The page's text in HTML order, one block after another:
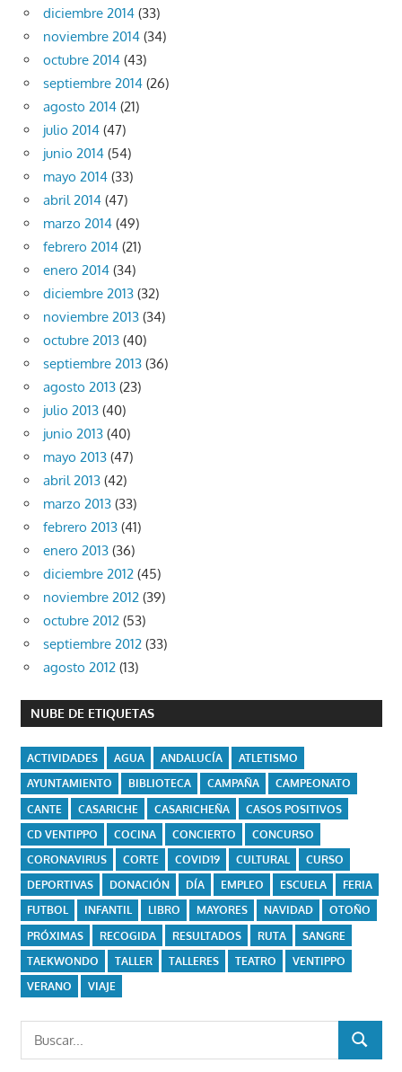
diciembre 2014 (33)
noviembre 2014 (34)
octubre 2014 (43)
septiembre 2014 (26)
agosto 2014 (21)
julio 2014 (47)
junio 2014 (54)
mayo 2014 (33)
abril 2014 (47)
marzo 2014 (49)
febrero 2014 (21)
enero 2014 (34)
diciembre 2013 (32)
noviembre 2013 (34)
octubre 2013 (40)
septiembre 2013 (36)
agosto 2013 (23)
julio 2013 (40)
junio 2013 (40)
mayo 2013 (47)
abril 2013 (42)
marzo 2013 (33)
febrero 2013 (41)
enero 2013 (36)
diciembre 2012 (45)
noviembre 2012 (39)
octubre 2012 (53)
septiembre 2012 (33)
agosto 2012 (13)
NUBE DE ETIQUETAS
ACTIVIDADES AGUA ANDALUCÍA
ATLETISMO
AYUNTAMIENTO
BIBLIOTECA CAMPAÑA
CAMPEONATO
CANTE
CASARICHE CASARICHEÑA
CASOS POSITIVOS
CD VENTIPPO
COCINA CONCIERTO
CONCURSO
CORONAVIRUS
CORTE COVID19 CULTURAL
CURSO
DEPORTIVAS
DONACIÓN DÍA EMPLEO ESCUELA
FERIA
FUTBOL
INFANTIL LIBRO MAYORES NAVIDAD
OTOÑO
PRÓXIMAS
RECOGIDA RESULTADOS RUTA
SANGRE
TAEKWONDO
TALLER TALLERES TEATRO
VENTIPPO
VERANO
VIAJE
BUSCAR